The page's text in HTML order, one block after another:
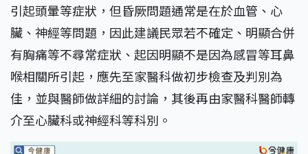
引起頭暈等症狀，但昏厥問題通常是在於血管、心
臟、神經等問題，因此建議民眾若不確定、明顯合併
有胸痛等不尋常症狀、起因明顯不是因為感冒等耳鼻
喉相關所引起，應先至家醫科做初步檢查及判別為
佳，並與醫師做詳細的討論，其後再由家醫科醫師轉
介至心臟科或神經科等科別。